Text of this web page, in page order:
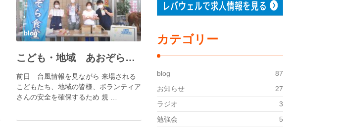
blog
こども・地域 あおぞら食堂（2026.06）
前日 台風情報を見ながら 来場される
こどもたち、地域の皆様、ボランティア
さんの安全を確保するため 規 …
カテゴリー
blog
87
お知らせ
27
ラジオ
3
勉強会
5